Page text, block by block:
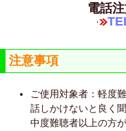
電話
注意事項
ご使用対象者：軽度
話しかけないと良く
中度難聴者以上の方